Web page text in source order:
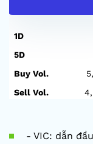
1D
5D
Buy Vol.
Sell Vol.
- VIC: dẫn